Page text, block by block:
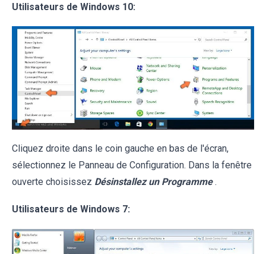
Utilisateurs de Windows 10:
Cliquez droite dans le coin gauche en bas de l'écran,
sélectionnez le Panneau de Configuration. Dans la fenêtre
ouverte choisissez Désinstallez un Programme .
Utilisateurs de Windows 7: